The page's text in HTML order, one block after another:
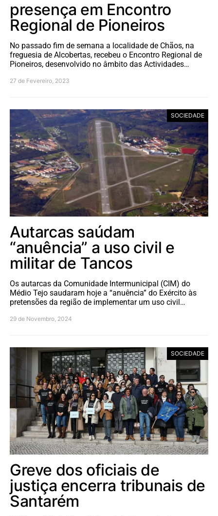
presença em Encontro
Regional de Pioneiros
No passado fim de semana a localidade de Chãos, na
freguesia de Alcobertas, recebeu o Encontro Regional de
Pioneiros, desenvolvido no âmbito das Actividades…
27 de Fevereiro, 2023
SOCIEDADE
Autarcas saúdam
“anuência” a uso civil e
militar de Tancos
Os autarcas da Comunidade Intermunicipal (CIM) do
Médio Tejo saudaram hoje a “anuência” do Exército às
pretensões da região de implementar um uso civil…
29 de Novembro, 2024
SOCIEDADE
Greve dos oficiais de
justiça encerra tribunais de
Santarém